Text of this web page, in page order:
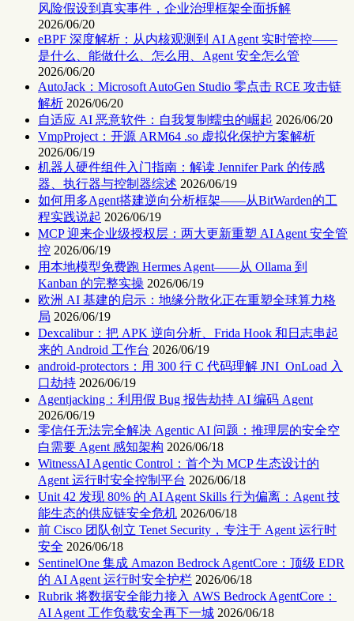
风险假设到真实事件，企业治理框架全面拆解
2026/06/20
eBPF 深度解析：从内核观测到 AI Agent 实时管控——
是什么、能做什么、怎么用、Agent 安全怎么管
2026/06/20
AutoJack：Microsoft AutoGen Studio 零点击 RCE 攻击链
解析 2026/06/20
自适应 AI 恶意软件：自我复制蠕虫的崛起 2026/06/20
VmpProject：开源 ARM64 .so 虚拟化保护方案解析
2026/06/19
机器人硬件组件入门指南：解读 Jennifer Park 的传感
器、执行器与控制器综述 2026/06/19
如何用多Agent搭建逆向分析框架——从BitWarden的工
程实践说起 2026/06/19
MCP 迎来企业级授权层：两大更新重塑 AI Agent 安全管
控 2026/06/19
用本地模型免费跑 Hermes Agent——从 Ollama 到
Kanban 的完整实操 2026/06/19
欧洲 AI 基建的启示：地缘分散化正在重塑全球算力格
局 2026/06/19
Dexcalibur：把 APK 逆向分析、Frida Hook 和日志串起
来的 Android 工作台 2026/06/19
android-protectors：用 300 行 C 代码理解 JNI_OnLoad 入
口劫持 2026/06/19
Agentjacking：利用假 Bug 报告劫持 AI 编码 Agent
2026/06/19
零信任无法完全解决 Agentic AI 问题：推理层的安全空
白需要 Agent 感知架构 2026/06/18
WitnessAI Agentic Control：首个为 MCP 生态设计的
Agent 运行时安全控制平台 2026/06/18
Unit 42 发现 80% 的 AI Agent Skills 行为偏离：Agent 技
能生态的供应链安全危机 2026/06/18
前 Cisco 团队创立 Tenet Security，专注于 Agent 运行时
安全 2026/06/18
SentinelOne 集成 Amazon Bedrock AgentCore：顶级 EDR
的 AI Agent 运行时安全护栏 2026/06/18
Rubrik 将数据安全能力接入 AWS Bedrock AgentCore：
AI Agent 工作负载安全再下一城 2026/06/18